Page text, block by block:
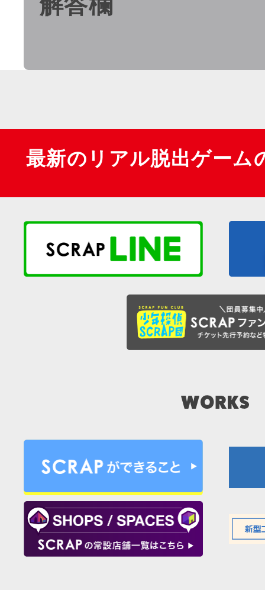
最新のリアル脱出ゲーム